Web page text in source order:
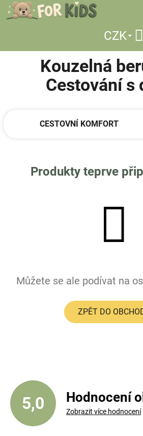
Přejít
na
CZK
KOUZELNÁ BERUŠKA /
Kouzelná
Cestování s
CESTOVNÍ KOMFORT
Produkty teprve
Můžete se ale podívat na
ZPĚT DO
5,0 Hodnocení
Zobrazit více hodnocení